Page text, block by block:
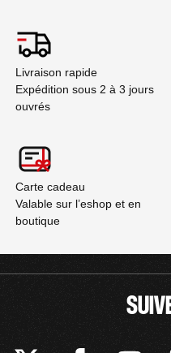
Livraison rapide
Expédition sous 2 à 3 jours
ouvrés
Carte cadeau
Valable sur l’eshop et en
boutique